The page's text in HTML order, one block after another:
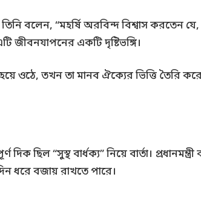
তিনি বলেন, “মহর্ষি অরবিন্দ বিশ্বাস
একটি দৃষ্টিভঙ্গি।
তখন তা মানব ঐক্যের ভিত্তি তৈরি
ছিল “সুস্থ বার্ধক্য” নিয়ে বার্তা।
ধরে বজায় রাখতে পারে।